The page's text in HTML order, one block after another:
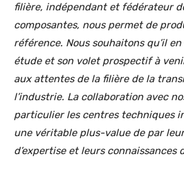
filière, indépendant et fédérateur
composantes, nous permet de
référence. Nous souhaitons qu’il
étude et son volet prospectif à
aux attentes de la filière de la
l’industrie. La collaboration avec
particulier les centres techniques
une véritable plus-value de par
d’expertise et leurs connaissances